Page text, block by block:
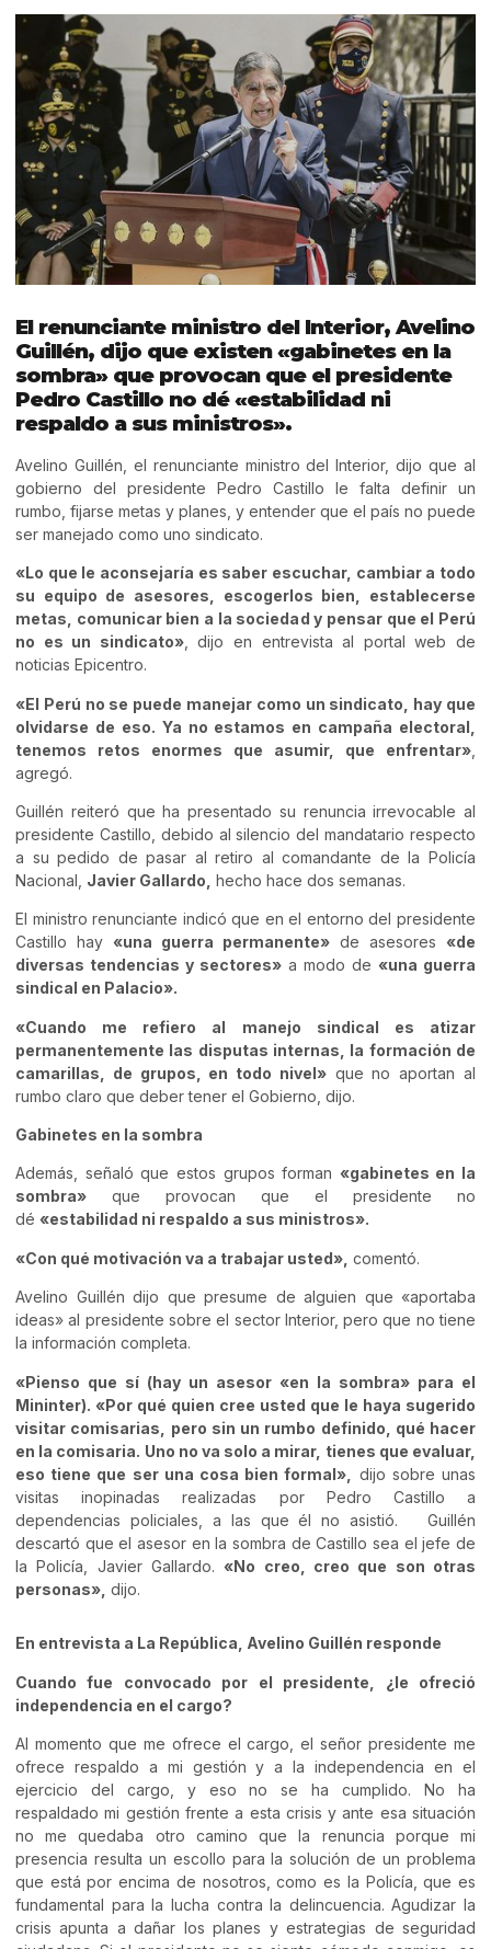
El renunciante ministro del Interior, Avelino
Guillén, dijo que existen «gabinetes en la
sombra» que provocan que el presidente
Pedro Castillo no dé «estabilidad ni
respaldo a sus ministros».
Avelino Guillén, el renunciante ministro del Interior, dijo que al
gobierno del presidente Pedro Castillo le falta definir un
rumbo, fijarse metas y planes, y entender que el país no puede
ser manejado como uno sindicato.
«Lo que le aconsejaría es saber escuchar, cambiar a todo
su equipo de asesores, escogerlos bien, establecerse
metas, comunicar bien a la sociedad y pensar que el Perú
no es un sindicato», dijo en entrevista al portal web de
noticias Epicentro.
«El Perú no se puede manejar como un sindicato, hay que
olvidarse de eso. Ya no estamos en campaña electoral,
tenemos retos enormes que asumir, que enfrentar»
agregó.
Guillén reiteró que ha presentado su renuncia irrevocable al
presidente Castillo, debido al silencio del mandatario respecto
a su pedido de pasar al retiro al comandante de la Policía
Nacional, Javier Gallardo, hecho hace dos semanas.
El ministro renunciante indicó que en el entorno del presidente
Castillo hay «una guerra permanente» de asesores «de
diversas tendencias y sectores» a modo de «una guerra
sindical en Palacio».
«Cuando me refiero al manejo sindical es atizar
permanentemente las disputas internas, la formación de
camarillas, de grupos, en todo nivel»que no aportan al
rumbo claro que deber tener el Gobierno, dijo.
Gabinetes en la sombra
Además, señaló que estos grupos forman «gabinetes en la
sombra» que provocan que el presidente no
dé «estabilidad ni respaldo a sus ministros».
«Con qué motivación va a trabajar usted», comentó.
Avelino Guillén dijo que presume de alguien que «aportaba
ideas» al presidente sobre el sector Interior, pero que no tiene
la información completa.
«Pienso que sí (hay un asesor «en la sombra» para el
Mininter). «Por qué quien cree usted que le haya sugerido
visitar comisarias, pero sin un rumbo definido, qué hacer
en la comisaria. Uno no va solo a mirar, tienes que evaluar,
eso tiene que ser una cosa bien formal»,
dijo sobre unas
visitas inopinadas realizadas por Pedro Castillo a
dependencias policiales, a las que él no asistió. Guillén
descartó que el asesor en la sombra de Castillo sea el jefe de
la Policía, Javier Gallardo.«No creo, creo que son otras
personas», dijo.
En entrevista a La República, Avelino Guillén responde
Cuando fue convocado por el presidente, ¿le ofreció
independencia en el cargo?
Al momento que me ofrece el cargo, el señor presidente me
ofrece respaldo a mi gestión y a la independencia en el
ejercicio del cargo, y eso no se ha cumplido. No ha
respaldado mi gestión frente a esta crisis y ante esa situación
no me quedaba otro camino que la renuncia porque mi
presencia resulta un escollo para la solución de un problema
que está por encima de nosotros, como es la Policía, que es
fundamental para la lucha contra la delincuencia. Agudizar la
crisis apunta a dañar los planes y estrategias de seguridad